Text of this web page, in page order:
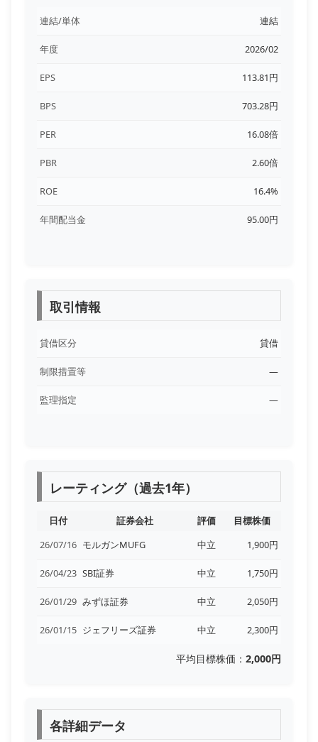
連結/単体 連結
年度 2026/02
EPS 113.81円
BPS 703.28円
PER 16.08倍
PBR 2.60倍
ROE 16.4%
年間配当金 95.00円
取引情報
貸借区分 貸借
制限措置等 ―
監理指定 ―
レーティング（過去1年）
日付 証券会社 評価
目標株価
26/07/16 モルガンMUFG 中立 1,900円
26/04/23 SBI証券 中立 1,750円
26/01/29 みずほ証券 中立 2,050円
26/01/15 ジェフリーズ証券 中立 2,300円
平均目標株価： 2,000円
各詳細データ